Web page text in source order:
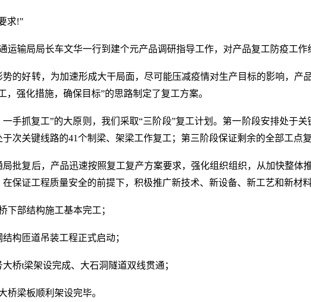
求!”
运输局局长车文华一行到建个元产品调研指导工作，对产品复工防疫工作
的好转，为加速形成大干局面，尽可能压减疫情对生产目标的影响，产
，强化措施，确保目标”的思路制定了复工方案。
手抓复工”的大原则，我们采取“三阶段”复工计划。第一阶段安排处于
次关键线路的41个制梁、架梁工作复工；第三阶段保证剩余的全部工点
批复后，产品迅速按照复工复产方案要求，强化组织组织，从加快整体
保证工程质量安全的前提下，积极推广新技术、新设备、新工艺和新材
下部结构施工基本完工；
构匝道吊装工程正式启动；
桥t梁架设完成、大石洞隧道双线贯通；
桥梁板顺利架设完毕。